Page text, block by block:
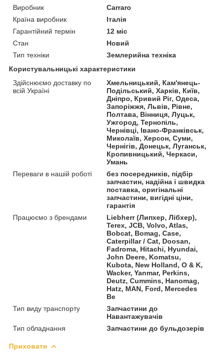
Виробник
Carraro
Країна виробник
Італія
Гарантійний термін
12 міс
Стан
Новий
Тип техніки
Землерийна техніка
Користувальницькі характеристики
Здійснюємо доставку по
всій Україні
Хмельницький, Кам'янець-
Подільський, Харків, Київ,
Дніпро, Кривий Ріг, Одеса,
Запоріжжя, Львів, Рівне,
Полтава, Вінниця, Луцьк,
Ужгород, Тернопіль,
Чернівці, Івано-Франківськ,
Миколаїв, Херсон, Суми,
Чернігів, Донецьк, Луганськ,
Кропивницький, Черкаси,
Умань
Переваги в нашій роботі
без посередників, підбір
запчастин, надійна і швидка
поставка, оригінальні
запчастини, вигідні ціни,
гарантія
Працюємо з брендами
Liebherr (Липхер, Лібхер),
Terex, JCB, Volvo, Atlas,
Bobcat, Bomag, Case,
Caterpillar / Cat, Doosan,
Fadroma, Hitachi, Hyundai,
John Deere, Komatsu,
Kubota, New Holland, O & K,
Wacker, Yanmar, Perkins,
Deutz, Cummins, Hanomag,
Hatz, MAN, Ford, Mercedes
Be
Тип виду транспорту
Запчастини до
Навантажувачів
Тип обладнання
Запчастини до бульдозерів
Приховати